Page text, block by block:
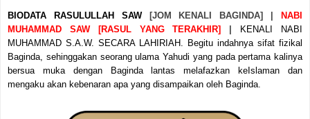
BIODATA RASULULLAH SAW[JOM KENALI BAGINDA] |
NABI
MUHAMMAD SAW [RASUL YANG TERAKHIR]
KENALI NABI
MUHAMMAD S.A.W. SECARA LAHIRIAH. Begitu indahnya sifat fizikal
Baginda, sehinggakan seorang ulama Yahudi yang pada pertama kalinya
bersua muka dengan Baginda lantas melafazkan keIslaman dan
mengaku akan kebenaran apa yang disampaikan oleh Baginda.